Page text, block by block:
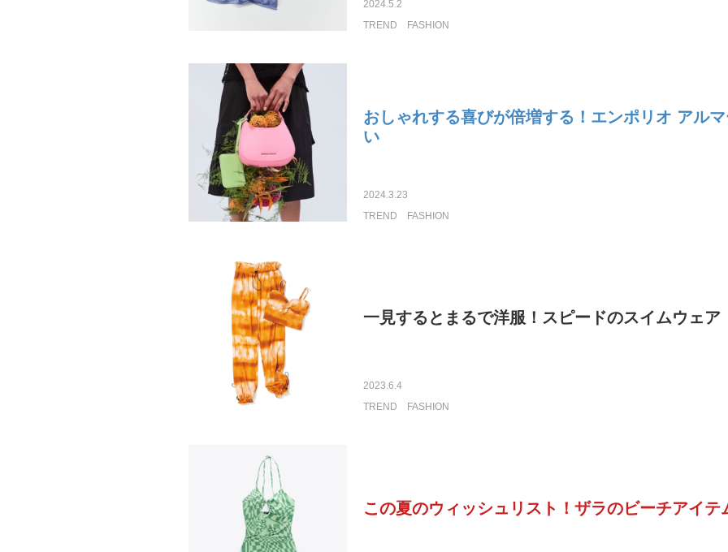
2024.5.2
TREND
FASHION
おしゃれする喜びが倍増する！エンポリオ アル
い
2024.3.23
TREND
FASHION
一見するとまるで洋服！スピードのスイムウェア
2023.6.4
TREND
FASHION
この夏のウィッシュリスト！ザラのビーチアイテ